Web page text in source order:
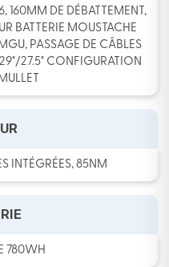
160MM DE DÉBATTEMENT,
BATTERIE MOUSTACHE
PASSAGE DE CÂBLES
27.5" CONFIGURATION
INTÉGRÉES, 85NM
780WH